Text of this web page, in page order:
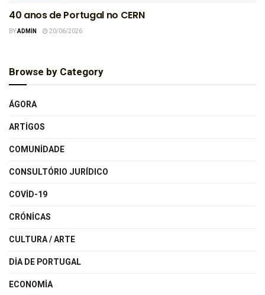
40 anos de Portugal no CERN
BYADMIN 20/06/2026
Browse by Category
ÁGORA
ARTIGOS
COMUNIDADE
CONSULTÓRIO JURÍDICO
COVID-19
CRÓNICAS
CULTURA / ARTE
DIA DE PORTUGAL
ECONOMIA